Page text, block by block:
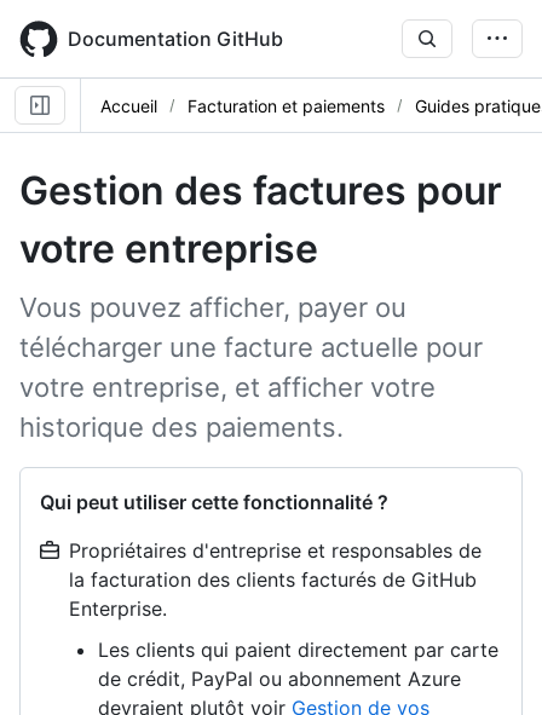
main
content
Documentation GitHub
Accueil Facturation et paiements Guides
Gestion des factures pour
votre entreprise
Vous pouvez afficher, payer ou
télécharger une facture actuelle pour
votre entreprise, et afficher votre
historique des paiements.
Qui peut utiliser cette fonctionnalité ?
Propriétaires d'entreprise et responsables de
la facturation des clients facturés de GitHub
Enterprise.
Les clients qui paient directement par carte
de crédit, PayPal ou abonnement Azure
devraient plutôt voir Gestion de vos